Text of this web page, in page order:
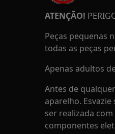
ATENÇÃO!
Peças pequenas
todas as peças
Apenas adultos
Antes de
aparelho.
ser realizada
componentes